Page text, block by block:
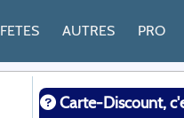
FETES AUTRES PRO
Carte-Discount,